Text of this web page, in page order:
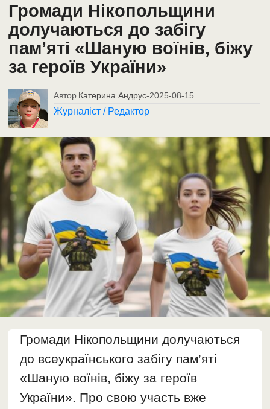
Громади Нікопольщини
долучаються до забігу
пам’яті «Шаную воїнів, біжу
за героїв України»
Автор Катерина Андрус-2025-08-15
Журналіст / Редактор
Громади Нікопольщини долучаються
до всеукраїнського забігу пам’яті
«Шаную воїнів, біжу за героїв
України». Про свою участь вже